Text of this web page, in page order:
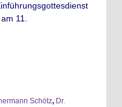
11.
Schötz, Dr.